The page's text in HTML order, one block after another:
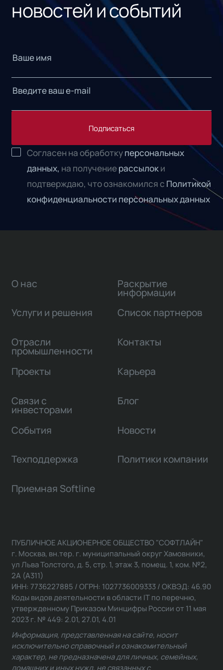
новостей и событий
Подписаться
Согласен на обработкуперсональных
данных, на получениерассылоки
подтверждаю, что ознакомился с Политикой
конфиденциальности персональных данных
О нас
Услуги и решения
Отрасли
промышленности
Проекты
Связи с
инвесторами
Раскрытие
информации
Список партнеров
Контакты
Карьера
Блог
События Новости
Техподдержка Политики компании
Приемная Softline
ПУБЛИЧНОЕ АКЦИОНЕРНОЕ ОБЩЕСТВО "СОФТЛАЙН"
г. Москва, вн.тер. г. муниципальный округ Хамовники,
ул Льва Толстого, д. 5, стр. 1, этаж 3, помещ. 1, ком. №2,
2А (А311)
ИНН: 7736227885 / ОГРН: 1027736009333 / ОКВЭД: 46.90
Коды видов деятельности в области IT по перечню,
утвержденному Приказом Минцифры России от 11 мая
2023 г. № 449: 2.01, 27.01, 4.01
Информация, представленная на сайте, носит
исключительно справочный и ознакомительный
характер, не предназначена для личных, семейных,
домашних и иных нужд, не связанных с